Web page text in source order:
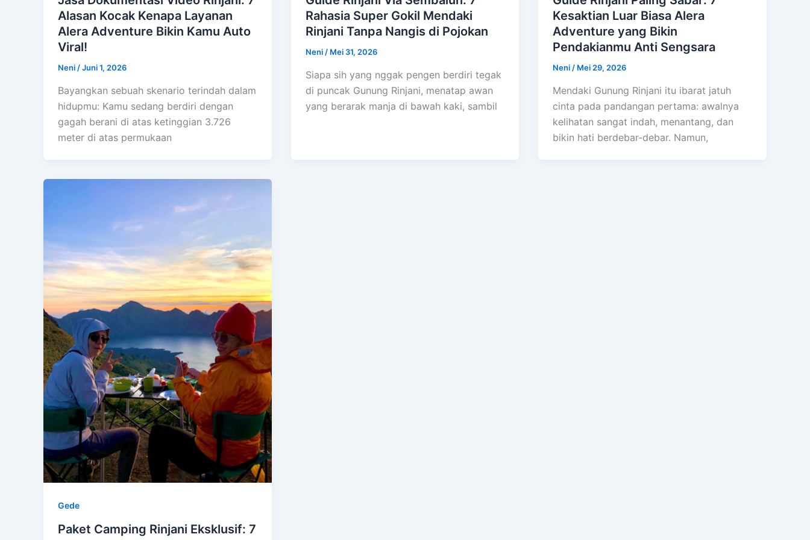
Alasan Kocak Kenapa Layanan
Alera Adventure Bikin Kamu Auto
Viral!
Neni /Juni 1, 2026
Bayangkan sebuah skenario terindah dalam
hidupmu: Kamu sedang berdiri dengan
gagah berani di atas ketinggian 3.726
meter di atas permukaan
Rahasia Super Gokil Mendaki
Rinjani Tanpa Nangis di Pojokan
Neni / Mei 31, 2026
Siapa sih yang nggak pengen berdiri tegak
di puncak Gunung Rinjani, menatap awan
yang berarak manja di bawah kaki, sambil
Kesaktian Luar Biasa Alera
Adventure yang Bikin
Pendakianmu Anti Sengsara
Neni / Mei 29, 2026
Mendaki Gunung Rinjani itu ibarat jatuh
cinta pada pandangan pertama: awalnya
kelihatan sangat indah, menantang, dan
bikin hati berdebar-debar. Namun,
Gede
Paket Camping Rinjani Eksklusif: 7